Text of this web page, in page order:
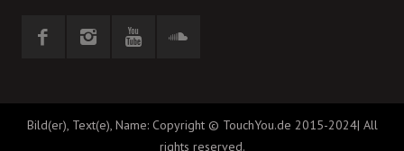
Bild(er), Text(e), Name: Copyright © TouchYou.de 2015-2024| All
rights reserved.